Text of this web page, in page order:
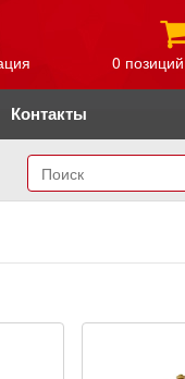
0 позиций
Контакты